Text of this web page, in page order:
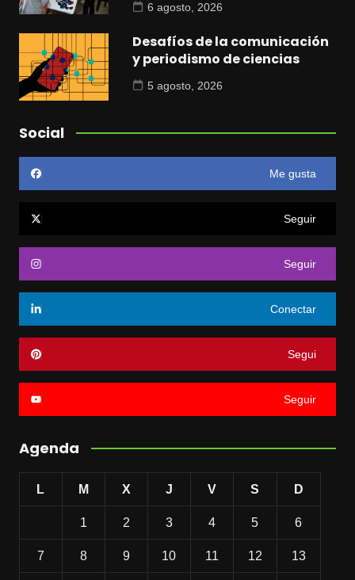
6 agosto, 2026
Desafíos de la comunicación
y periodismo de ciencias
5 agosto, 2026
Social
Me gusta
Seguir
Seguir
Conectar
Segui
Seguir
Agenda
L M X J V S D
1 2 3 4 5 6
7 8 9 10 11 12 13